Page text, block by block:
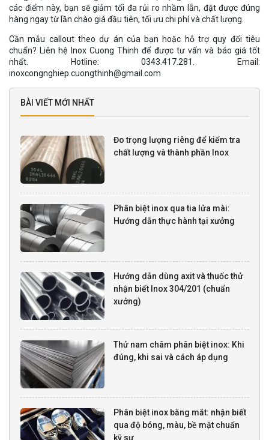
các điểm này, bạn sẽ giảm tối đa rủi ro nhầm lẫn, đặt được đúng
hàng ngay từ lần chào giá đầu tiên, tối ưu chi phí và chất lượng.
Cần mẫu callout theo dự án của bạn hoặc hỗ trợ quy đổi tiêu
chuẩn? Liên hệ Inox Cuong Thinh để được tư vấn và báo giá tốt
nhất. Hotline: 0343.417.281. Email:
inoxcongnghiep.cuongthinh@gmail.com
BÀI VIẾT MỚI NHẤT
Đo trọng lượng riêng để kiểm tra
chất lượng và thành phần Inox
Phân biệt inox qua tia lửa mài:
Hướng dẫn thực hành tại xưởng
Hướng dẫn dùng axit và thuốc thử
nhận biết Inox 304/201 (chuẩn
xưởng)
Thử nam châm phân biệt inox: Khi
đúng, khi sai và cách áp dụng
Phân biệt inox bằng mắt: nhận biết
qua độ bóng, màu, bề mặt chuẩn
kỹ sư